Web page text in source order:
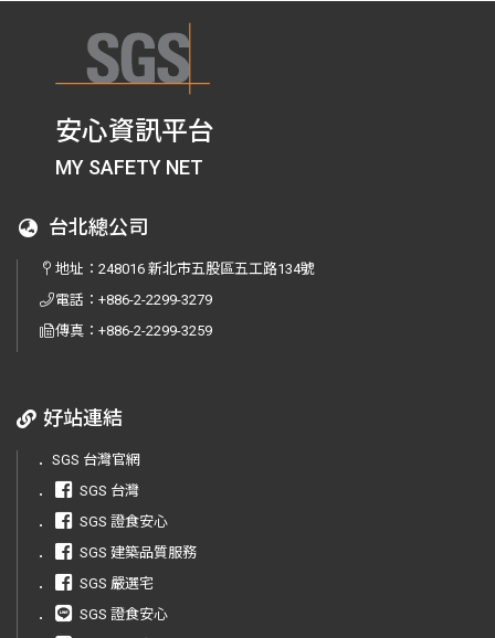
安心資訊平台
MY SAFETY NET
台北總公司
地址：248016 新北市五股區五工路134號
電話：+886-2-2299-3279
傳真：+886-2-2299-3259
好站連結
． SGS 台灣官網
．
SGS 台灣
．
SGS 證食安心
．
SGS 建築品質服務
．
SGS 嚴選宅
．
SGS 證食安心